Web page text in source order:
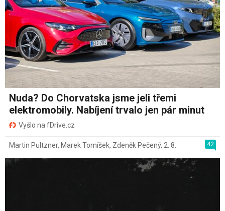
Nuda? Do Chorvatska jsme jeli třemi
elektromobily. Nabíjení trvalo jen pár minut
Vyšlo na fDrive.cz
42
Martin Pultzner, Marek Tomíšek, Zdeněk Pečený, 2. 8.